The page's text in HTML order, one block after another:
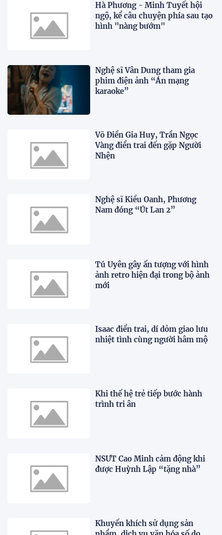
Hà Phương - Minh Tuyết hội
ngộ, kể câu chuyện phía sau tạo
hình "nàng bướm"
Nghệ sĩ Vân Dung tham gia
phim điện ảnh “Án mạng
karaoke”
Võ Điền Gia Huy, Trần Ngọc
Vàng điển trai đến gặp Người
Nhện
Nghệ sĩ Kiều Oanh, Phương
Nam đóng “Út Lan 2”
Tú Uyên gây ấn tượng với hình
ảnh retro hiện đại trong bộ ảnh
mới
Isaac điển trai, dí dỏm giao lưu
nhiệt tình cùng người hâm mộ
Khi thế hệ trẻ tiếp bước hành
trình tri ân
NSƯT Cao Minh cảm động khi
được Huỳnh Lập “tặng nhà”
Khuyến khích sử dụng sản